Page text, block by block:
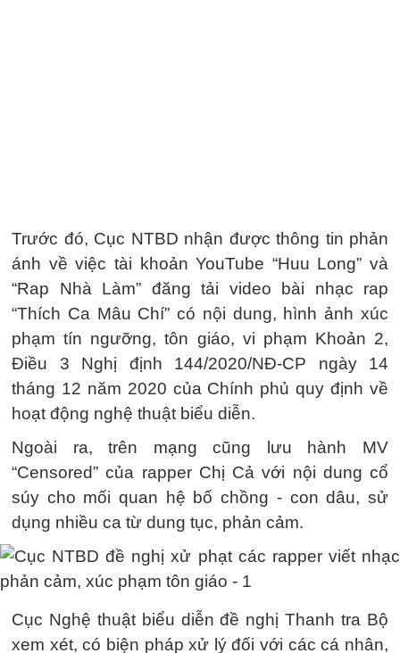
Trước đó, Cục NTBD nhận được thông tin phản
ánh về việc tài khoản YouTube “Huu Long” và
“Rap Nhà Làm” đăng tải video bài nhạc rap
“Thích Ca Mâu Chí” có nội dung, hình ảnh xúc
phạm tín ngưỡng, tôn giáo, vi phạm Khoản 2,
Điều 3 Nghị định 144/2020/NĐ-CP ngày 14
tháng 12 năm 2020 của Chính phủ quy định về
hoạt động nghệ thuật biểu diễn.
Ngoài ra, trên mạng cũng lưu hành MV
“Censored” của rapper Chị Cả với nội dung cổ
súy cho mối quan hệ bố chồng - con dâu, sử
dụng nhiều ca từ dung tục, phản cảm.
Cục Nghệ thuật biểu diễn đề nghị Thanh tra Bộ
xem xét, có biện pháp xử lý đối với các cá nhân,